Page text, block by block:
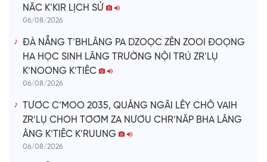
NĂC K’KIR LỊCH SỬ
06/08/2026
ĐÀ NẴNG T’BHLÂNG PA DZOỌC ZÊN ZOOI ĐOỌNG
HA HỌC SINH LÂNG TRƯỜNG NỘI TRÚ ZR’LỤ
K’NOONG K’TIÊC
06/08/2026
TƯƠC C’MOO 2035, QUẢNG NGÃI LÊY CHÔ VAIH
ZR’LỤ CHOH TƠƠM ZA NƯƠU CHR’NĂP BHA LÂNG
ÂNG K’TIÊC K’RUUNG
06/08/2026